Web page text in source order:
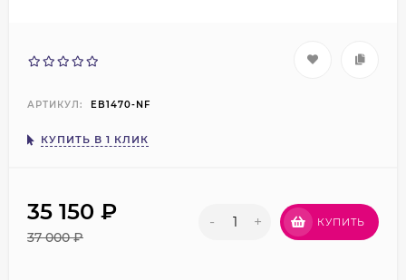
АРТИКУЛ: EB1470-NF
КУПИТЬ В 1 КЛИК
35 150 ₽
37 000₽
- + КУПИТЬ